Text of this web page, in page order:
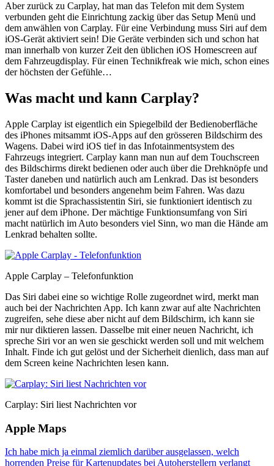
Aber zurück zu Carplay, hat man das Telefon mit dem System
verbunden geht die Einrichtung zackig über das Setup Menü und
dem anwählen von Carplay. Für eine Verbindung muss Siri auf dem
iOS-Gerät aktiviert sein! Die Geräte verbinden sich und schon hat
man innerhalb von kurzer Zeit den üblichen iOS Homescreen auf
dem Fahrzeugdisplay. Für einen Technikfreak wie mich, schon eines
der höchsten der Gefühle…
Was macht und kann Carplay?
Apple Carplay ist eigentlich ein Spiegelbild der Bedienoberfläche
des iPhones mitsammt iOS-Apps auf den grösseren Bildschirm des
Wagens. Dabei wird iOS tief in das Infotainmentsystem des
Fahrzeugs integriert. Carplay kann man nun auf dem Touchscreen
des Bildschirms direkt bedienen oder auch über die Drehknöpfe und
Taster daneben und natürlich auch am Lenkrad. Das ist besonders
komfortabel und besonders angenehm beim Fahren. Was dazu
kommt ist die Sprachassistentin Siri, sie funktioniert identisch zu
jener auf dem iPhone. Der mächtige Funktionsumfang von Siri
macht natürlich im Auto besonders viel Sinn, wo man die Hände am
Lenkrad behalten sollte.
Apple Carplay – Telefonfunktion
Das Siri dabei eine so wichtige Rolle zugeordnet wird, merkt man
auch bei der Nachrichten App. Ich kann zwar auf alte Nachrichten
zugreifen, sehe diese aber nicht auf dem Bildschirm, ich kann sie
mir nur diktieren lassen. Dasselbe mit einer neuen Nachricht, ich
spreche Siri vor an wen sie geschickt werden soll und mit welchem
Inhalt. Finde ich gut gelöst und der Sicherheit dienlich, dass man auf
dem Screen keine Nachrichten lesen kann.
Carplay: Siri liest Nachrichten vor
Apple Maps
Ich habe mich ja einmal ziemlich darüber ausgelassen, welch
horrenden Preise für Kartenupdates bei Autoherstellern verlangt